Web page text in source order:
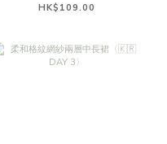
HK$109.00